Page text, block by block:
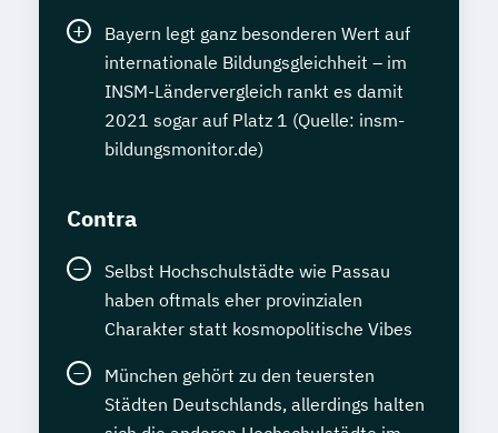
Bayern legt ganz besonderen Wert auf
internationale Bildungsgleichheit – im
INSM-Ländervergleich rankt es damit
2021 sogar auf Platz 1 (Quelle: insm-
bildungsmonitor.de)
Contra
Selbst Hochschulstädte wie Passau
haben oftmals eher provinzialen
Charakter statt kosmopolitische Vibes
München gehört zu den teuersten
Städten Deutschlands, allerdings halten